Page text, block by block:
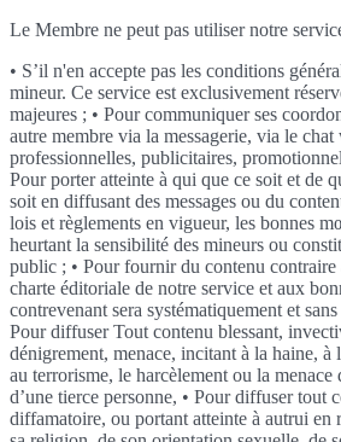
Le Membre ne peut pas utiliser notre
• S’il n'en accepte pas les conditions
mineur. Ce service est exclusivement
majeures ; • Pour communiquer ses
autre membre via la messagerie, via le
professionnelles, publicitaires,
Pour porter atteinte à qui que ce soit et de
soit en diffusant des messages ou du
lois et règlements en vigueur, les bonnes
heurtant la sensibilité des mineurs ou
public ; • Pour fournir du contenu contraire
charte éditoriale de notre service et aux
contrevenant sera systématiquement et
Pour diffuser Tout contenu blessant,
dénigrement, menace, incitant à la haine, à
au terrorisme, le harcèlement ou la menace
d’une tierce personne, • Pour diffuser tout
diffamatoire, ou portant atteinte à autrui en